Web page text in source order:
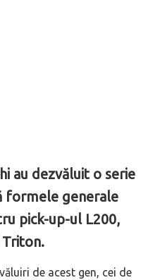
au dezvăluit o serie
formele generale
pick-up-ul L200,
de acest gen, cei de